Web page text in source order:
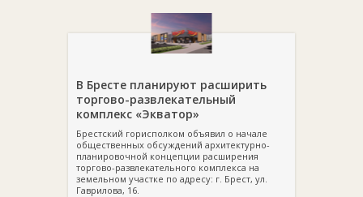
В Бресте планируют расширить
торгово-развлекательный
комплекс «Экватор»
Брестский горисполком объявил о начале
общественных обсуждений архитектурно-
планировочной концепции расширения
торгово-развлекательного комплекса на
земельном участке по адресу: г. Брест, ул.
Гаврилова, 16.